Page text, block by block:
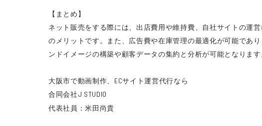
【まとめ】
ネット販売をする際には、出店費用や維持費、自社サイトの運
のメリットです。また、広告費や在庫管理の最適化が可能であ
ンドイメージの構築や顧客データの集約と分析が可能となりま
大阪市で動画制作、ECサイト運営代行なら
合同会社J STUDIO
代表社員：米田尚貴